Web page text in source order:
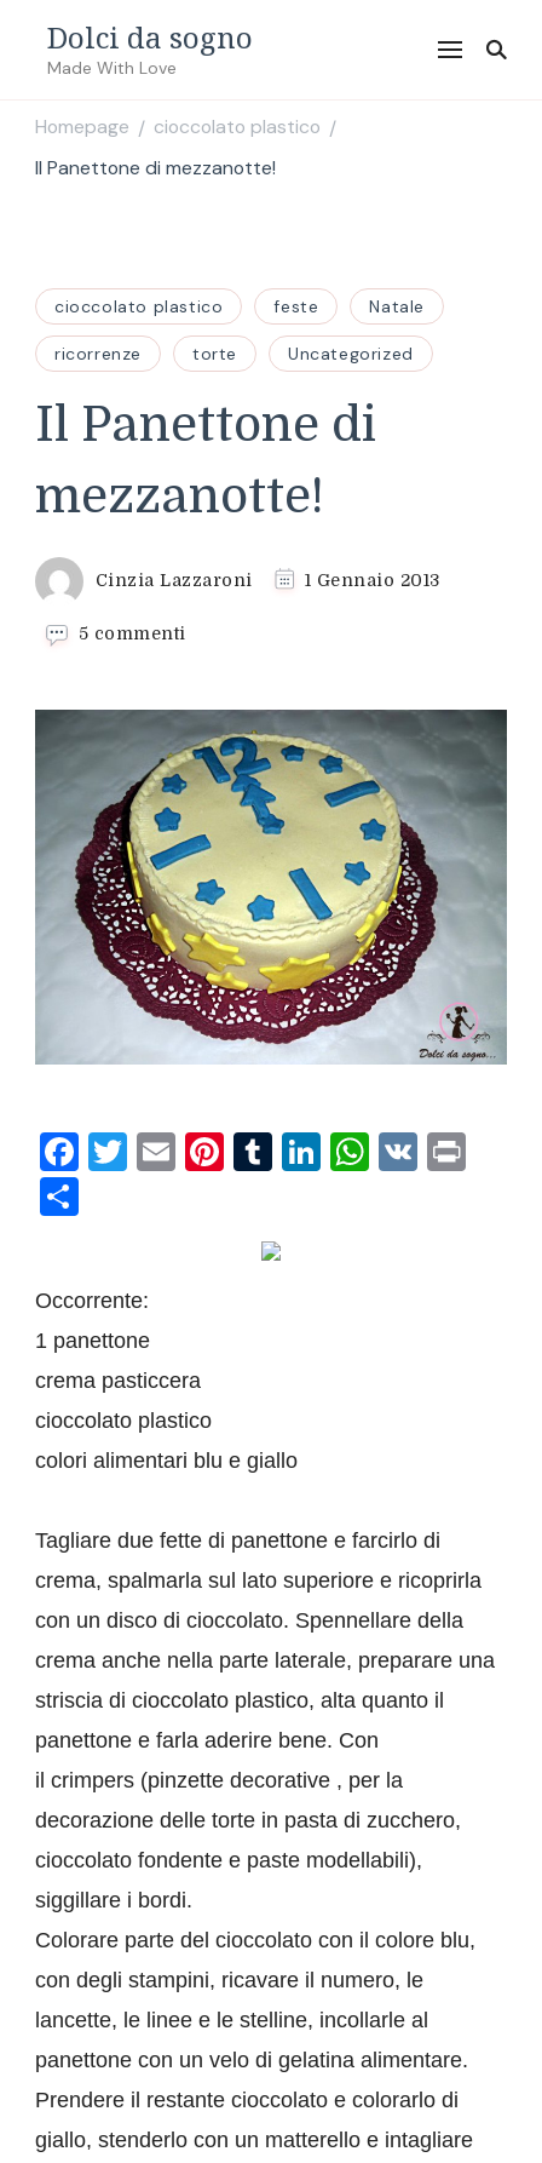
Dolci da sogno
Made With Love
Homepage / cioccolato plastico /
Il Panettone di mezzanotte!
cioccolato plastico feste Natale
ricorrenze torte Uncategorized
Il Panettone di
mezzanotte!
Cinzia Lazzaroni 1 Gennaio 2013
5 commenti
di
mezzanotte!
Facebook
Twitter
EmailPinterest
Tumblr
LinkedIn
VK
Occorrente:
1 panettone
crema pasticcera
cioccolato plastico
colori alimentari blu e giallo
Tagliare due fette di panettone e farcirlo di
crema, spalmarla sul lato superiore e ricoprirla
con un disco di cioccolato. Spennellare della
crema anche nella parte laterale, preparare una
striscia di cioccolato plastico, alta quanto il
panettone e farla aderire bene. Con
il crimpers (pinzette decorative , per la
decorazione delle torte in pasta di zucchero,
cioccolato fondente e paste modellabili),
siggillare i bordi.
Colorare parte del cioccolato con il colore blu,
con degli stampini, ricavare il numero, le
lancette, le linee e le stelline, incollarle al
panettone con un velo di gelatina alimentare.
Prendere il restante cioccolato e colorarlo di
giallo, stenderlo con un matterello e intagliare